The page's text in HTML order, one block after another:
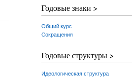
Годовые знаки >
Общий курс
Сокращения
Годовые структуры >
Идеологическая структура